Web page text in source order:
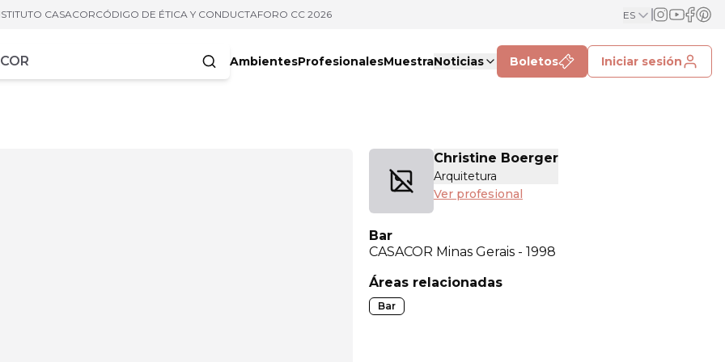
CASACORCÓDIGO DE ÉTICA Y CONDUCTAFORO CC 2026 ES
AmbientesProfesionalesMuestraNoticias Boletos Iniciar sesión
Christine Boerger
Arquitetura
Ver profesional
Bar
CASACOR Minas Gerais - 1998
Áreas relacionadas
Bar